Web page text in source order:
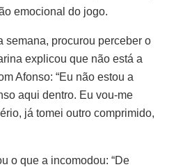
emocional do jogo.
semana, procurou perceber o
explicou que não está a
Afonso: “Eu não estou a
aqui dentro. Eu vou-me
já tomei outro comprimido,
o que a incomodou: “De